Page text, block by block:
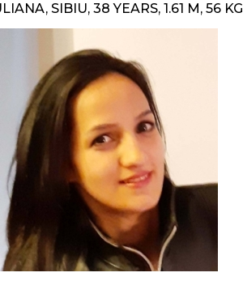
SIBIU, 38 YEARS, 1.61 M, 56 KG